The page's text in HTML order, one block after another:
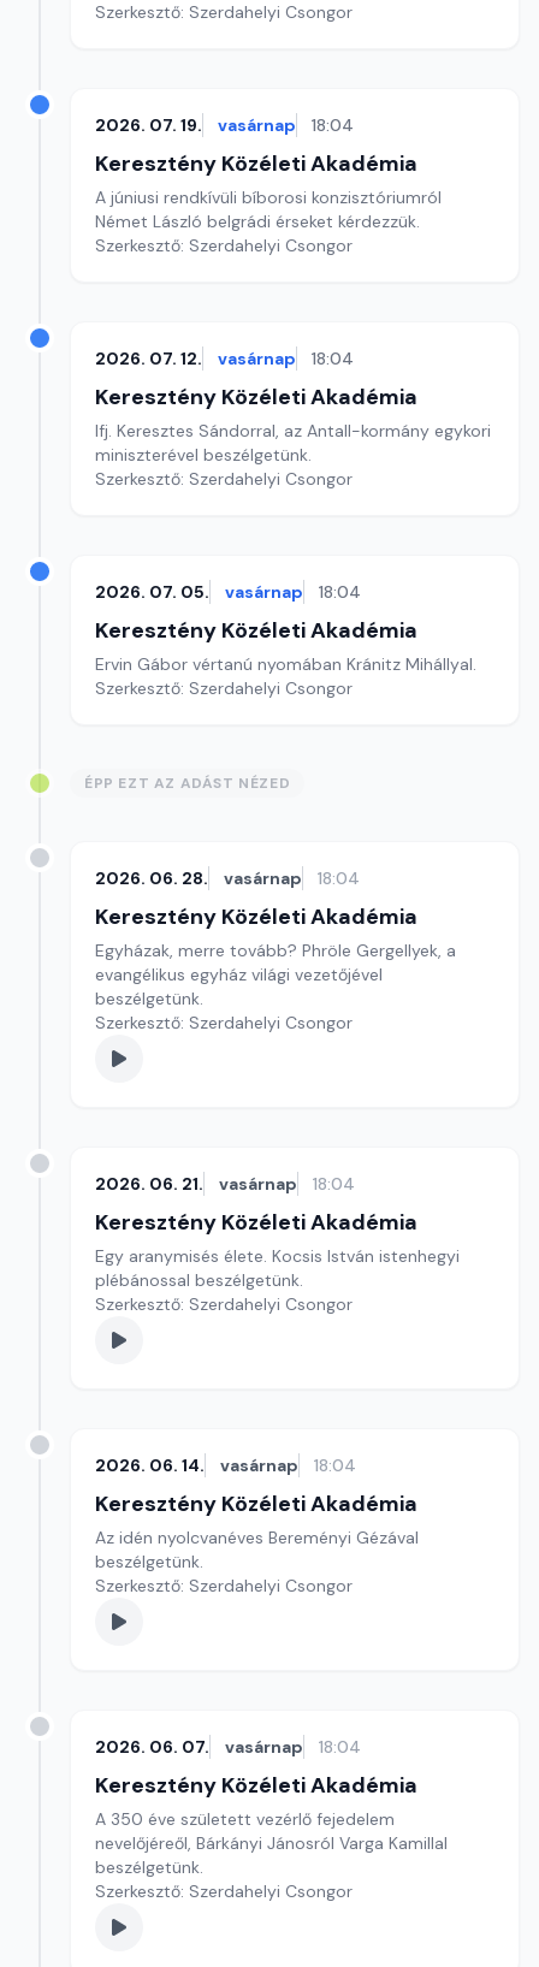
Szerkesztő: Szerdahelyi Csongor
2026. 07. 19. vasárnap 18:04
Keresztény Közéleti Akadémia
A júniusi rendkívüli bíborosi konzisztóriumról
Német László belgrádi érseket kérdezzük.
Szerkesztő: Szerdahelyi Csongor
2026. 07. 12. vasárnap 18:04
Keresztény Közéleti Akadémia
Ifj. Keresztes Sándorral, az Antall-kormány egykori
miniszterével beszélgetünk.
Szerkesztő: Szerdahelyi Csongor
2026. 07. 05. vasárnap 18:04
Keresztény Közéleti Akadémia
Ervin Gábor vértanú nyomában Kránitz Mihállyal.
Szerkesztő: Szerdahelyi Csongor
ÉPP EZT AZ ADÁST NÉZED
2026. 06. 28. vasárnap 18:04
Keresztény Közéleti Akadémia
Egyházak, merre tovább? Phröle Gergellyek, a
evangélikus egyház világi vezetőjével
beszélgetünk.
Szerkesztő: Szerdahelyi Csongor
2026. 06. 21. vasárnap 18:04
Keresztény Közéleti Akadémia
Egy aranymisés élete. Kocsis István istenhegyi
plébánossal beszélgetünk.
Szerkesztő: Szerdahelyi Csongor
2026. 06. 14. vasárnap 18:04
Keresztény Közéleti Akadémia
Az idén nyolcvanéves Bereményi Gézával
beszélgetünk.
Szerkesztő: Szerdahelyi Csongor
2026. 06. 07. vasárnap 18:04
Keresztény Közéleti Akadémia
A 350 éve született vezérlő fejedelem
nevelőjéreől, Bárkányi Jánosról Varga Kamillal
beszélgetünk.
Szerkesztő: Szerdahelyi Csongor